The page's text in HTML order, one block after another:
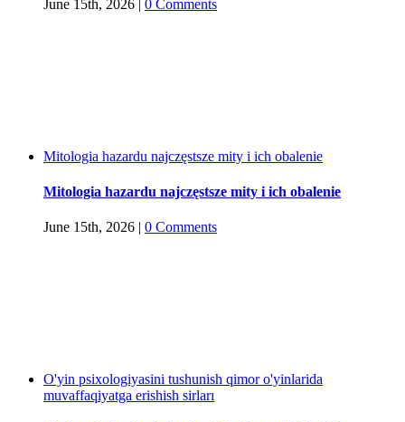
June 15th, 2026 0 Comments
Mitologia hazardu najczęstsze mity i ich obalenie
Mitologia hazardu najczęstsze mity i ich obalenie
June 15th, 2026 | 0 Comments
O'yin psixologiyasini tushunish qimor o'yinlarida
muvaffaqiyatga erishish sirları